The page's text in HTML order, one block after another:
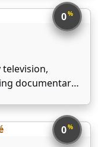
0%
documentary
own
0%